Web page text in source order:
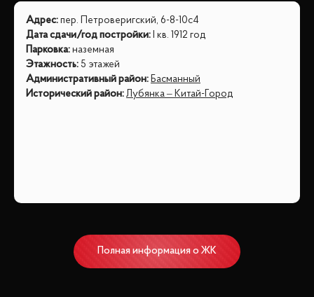
Адрес: пер. Петроверигский, 6-8-10с4
Дата сдачи/год постройки: I кв. 1912 год
Парковка: наземная
Этажность: 5 этажей
Административный район: Басманный
Исторический район: Лубянка – Китай-Город
Полная информация о ЖК